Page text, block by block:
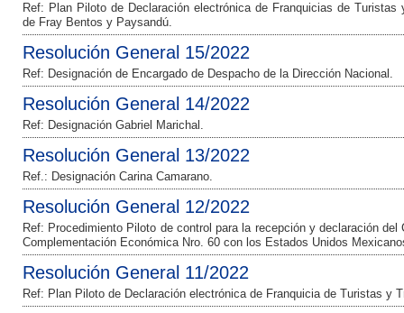
Ref: Plan Piloto de Declaración electrónica de Franquicias de
de Fray Bentos y Paysandú.
Resolución General 15/2022
Ref: Designación de Encargado de Despacho de la Dirección Nacional.
Resolución General 14/2022
Ref: Designación Gabriel Marichal.
Resolución General 13/2022
Ref.: Designación Carina Camarano.
Resolución General 12/2022
Ref: Procedimiento Piloto de control para la recepción y declaración
Complementación Económica Nro. 60 con los Estados Unidos
Resolución General 11/2022
Ref: Plan Piloto de Declaración electrónica de Franquicia de Turistas y